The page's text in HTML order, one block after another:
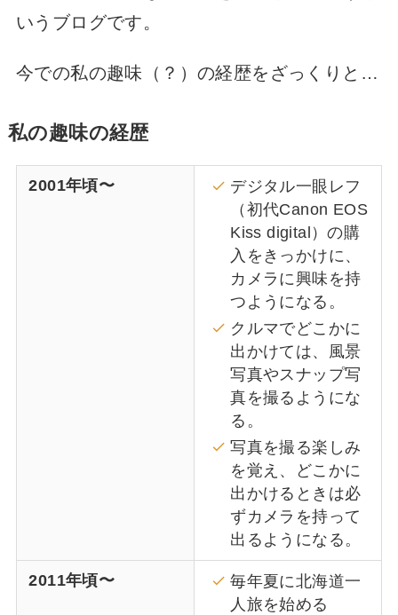
いうブログです。
今での私の趣味（？）の経歴をざっくりと…
私の趣味の経歴
2001年頃〜
デジタル一眼レフ
（初代Canon EOS
Kiss digital）の購
入をきっかけに、
カメラに興味を持
つようになる。
クルマでどこかに
出かけては、風景
写真やスナップ写
真を撮るようにな
る。
写真を撮る楽しみ
を覚え、どこかに
出かけるときは必
ずカメラを持って
出るようになる。
2011年頃〜
毎年夏に北海道一
人旅を始める